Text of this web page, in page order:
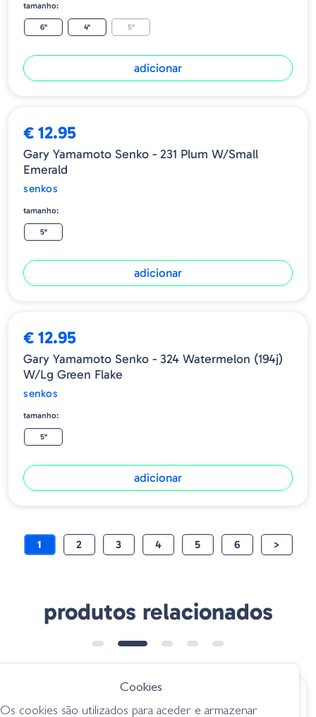
tamanho:
6" 4" 5"
adicionar
€ 12.95
Gary Yamamoto Senko - 231 Plum W/Small
Emerald
senkos
tamanho:
5"
adicionar
€ 12.95
Gary Yamamoto Senko - 324 Watermelon (194j)
W/lg Green Flake
senkos
tamanho:
5"
adicionar
1 2 3 4 5 6 >
produtos relacionados
€ 10.10
Cookies
Os cookies são utilizados para aceder e armazenar